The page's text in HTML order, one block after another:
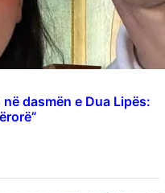
dasmën e Dua Lipës: